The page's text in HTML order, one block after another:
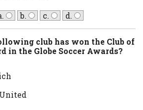
b. c. d.
club has won the Club of
in the Globe Soccer Awards?